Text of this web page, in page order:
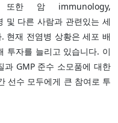
한 암 immunology,
다른 사람과 관련있는 세
현재 전염병 상황은 세포 배
투자를 늘리고 있습니다. 이
과 GMP 준수 소모품에 대한
선수 모두에게 큰 참여로 투